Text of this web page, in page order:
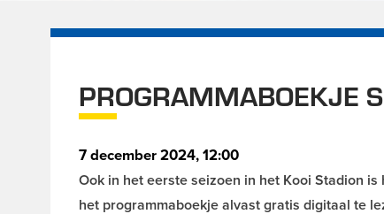
PROGRAMMABOEKJE
7 december 2024, 12:00
Ook in het eerste seizoen in het Kooi Stadion
het programmaboekje alvast gratis digitaal te